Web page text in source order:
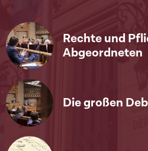
Rechte und
Abgeordneten
Die großen